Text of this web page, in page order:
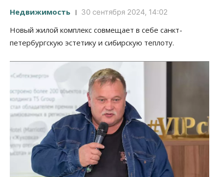
Недвижимость 30 сентября 2024, 14:02
Новый жилой комплекс совмещает в себе санкт-
петербургскую эстетику и сибирскую теплоту.